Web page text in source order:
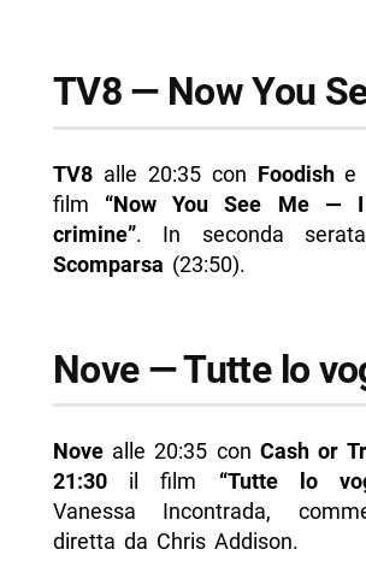
TV8 — Now You
TV8alle 20:35 con Foodishe
film “Now You See Me —
crimine”. In seconda
Scomparsa (23:50).
Nove — Tutte lo
Novealle 20:35 con Cash or
21:30il film “Tutte lo
Vanessa Incontrada,
diretta da Chris Addison.